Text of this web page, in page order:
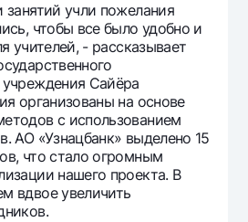
учли пожелания
чтобы все было удобно и
учителей, - рассказывает
учреждения Сайёра
организованы на основе
с использованием
АО «Узнацбанк» выделено 15
что стало огромным
нашего проекта. В
вдвое увеличить